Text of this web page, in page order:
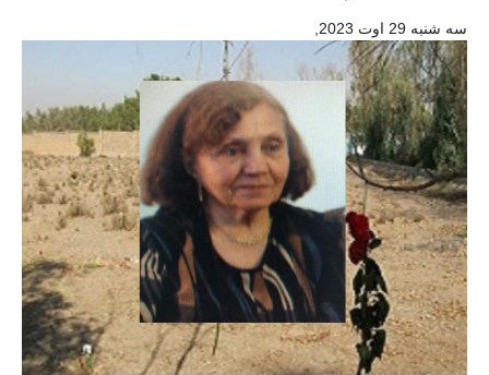
سه شنبه 29 اوت 2023 ,